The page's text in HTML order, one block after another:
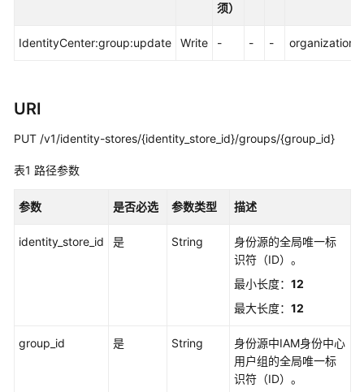
参
前
读
览
API
须）
IdentityCenter:group:update Write - - -
URI
PUT /v1/identity-stores/{identity_store_id}/groups/{group_id}
表1 路径参数
参数 是否必选 参数类型 描述
identity_store_id 是 String
身份源的全局唯一标
识符（ID）。
最小长度： 12
最大长度： 12
group_id 是 String
身份源中IAM身份中心
用户组的全局唯一标
识符（ID）。